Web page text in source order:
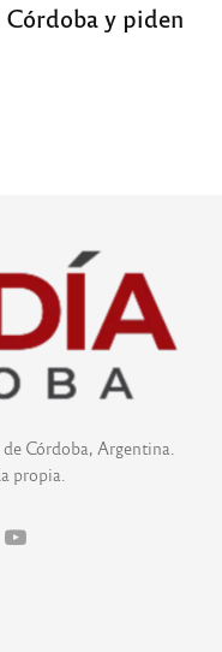
y piden
Córdoba, Argentina.
propia.